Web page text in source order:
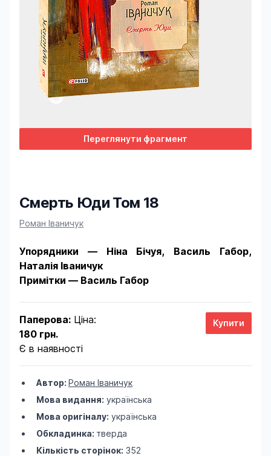
Переглянути фрагмент
Смерть Юди Том 18
Product information
Роман Іваничук
Упорядники — Ніна Бічуя, Василь Габор,
Наталія Іваничук
Примітки — Василь Габор
Паперова: Ціна:
180 грн.
Є в наявності
Автор: Роман Іваничук
Мова видання: українська
Мова оригіналу: українська
Обкладинка: тверда
Кількість сторінок: 352